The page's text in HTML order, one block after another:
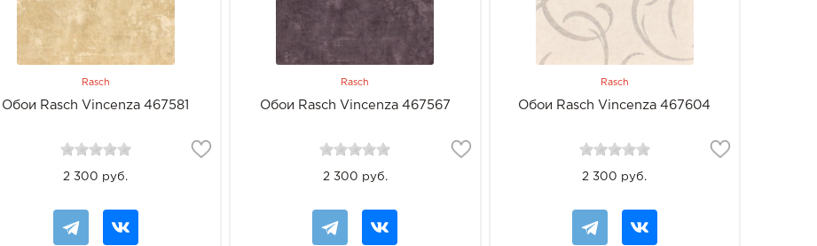
Rasch
Обои Rasch Vincenza 467581
2 300 руб.
Rasch
Обои Rasch Vincenza 467567
2 300 руб.
Rasch
Обои Rasch Vincenza 467604
2 300 руб.